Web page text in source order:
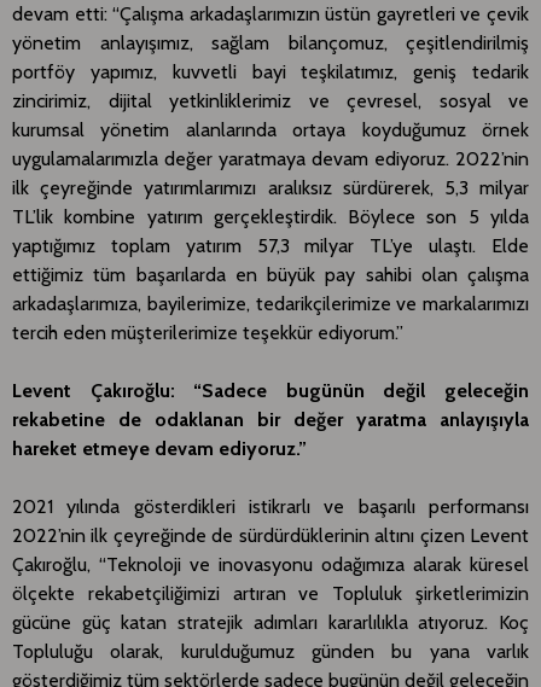
devam etti: “Çalışma arkadaşlarımızın üstün gayretleri ve çevik
yönetim anlayışımız, sağlam bilançomuz, çeşitlendirilmiş
portföy yapımız, kuvvetli bayi teşkilatımız, geniş tedarik
zincirimiz, dijital yetkinliklerimiz ve çevresel, sosyal ve
kurumsal yönetim alanlarında ortaya koyduğumuz örnek
uygulamalarımızla değer yaratmaya devam ediyoruz. 2022’nin
ilk çeyreğinde yatırımlarımızı aralıksız sürdürerek, 5,3 milyar
TL’lik kombine yatırım gerçekleştirdik. Böylece son 5 yılda
yaptığımız toplam yatırım 57,3 milyar TL’ye ulaştı. Elde
ettiğimiz tüm başarılarda en büyük pay sahibi olan çalışma
arkadaşlarımıza, bayilerimize, tedarikçilerimize ve markalarımızı
tercih eden müşterilerimize teşekkür ediyorum.”
Levent Çakıroğlu: “Sadece bugünün değil geleceğin
rekabetine de odaklanan bir değer yaratma anlayışıyla
hareket etmeye devam ediyoruz.”
2021 yılında gösterdikleri istikrarlı ve başarılı performansı
2022’nin ilk çeyreğinde de sürdürdüklerinin altını çizen Levent
Çakıroğlu, “Teknoloji ve inovasyonu odağımıza alarak küresel
ölçekte rekabetçiliğimizi artıran ve Topluluk şirketlerimizin
gücüne güç katan stratejik adımları kararlılıkla atıyoruz. Koç
Topluluğu olarak, kurulduğumuz günden bu yana varlık
gösterdiğimiz tüm sektörlerde sadece bugünün değil geleceğin